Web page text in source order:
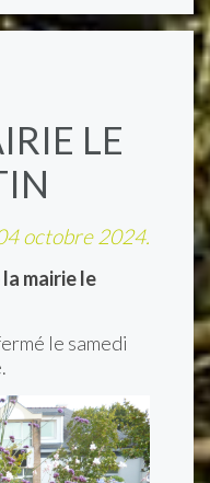
LE
octobre 2024.
mairie le
le samedi